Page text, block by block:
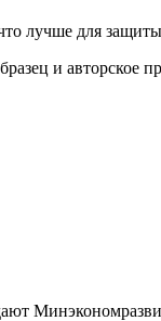
лучше для
и авторское